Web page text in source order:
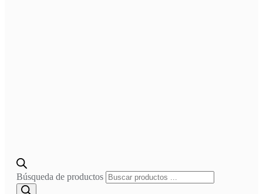
Búsqueda de productos